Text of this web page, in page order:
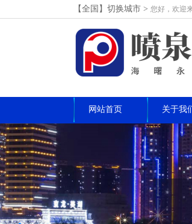
【全国】切换城市> 您好，欢迎
网站首页 关于我